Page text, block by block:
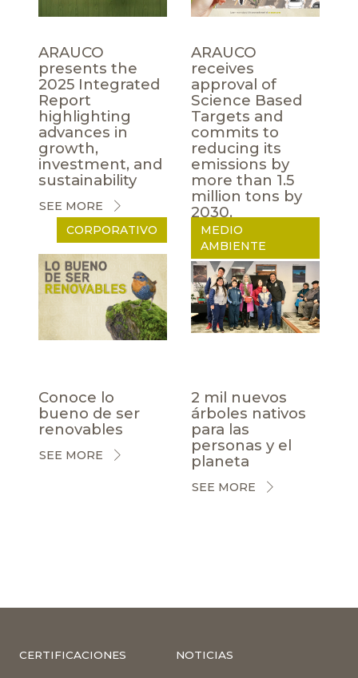
ARAUCO
presents the
2025 Integrated
Report
highlighting
advances in
growth,
investment, and
sustainability
SEE MORE
ARAUCO
receives
approval of
Science Based
Targets and
commits to
reducing its
emissions by
more than 1.5
million tons by
2030.
SEE MORE
CORPORATIVO
Conoce lo
bueno de ser
renovables
SEE MORE
MEDIO
AMBIENTE
2 mil nuevos
árboles nativos
para las
personas y el
planeta
SEE MORE
CERTIFICACIONES NOTICIAS